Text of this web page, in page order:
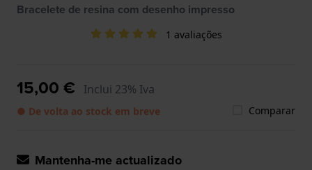
Bracelete de resina com desenho impresso
1 avaliações
15,00 € Inclui 23% Iva
● De volta ao stock em breve Comparar
Mantenha-me actualizado